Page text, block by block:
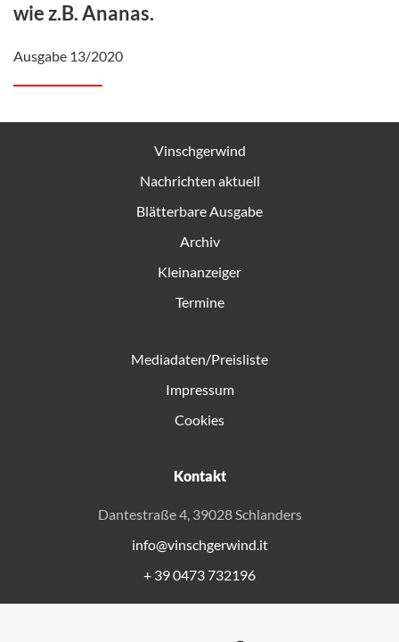
wie z.B. Ananas.
Ausgabe 13/2020
Vinschgerwind
Nachrichten aktuell
Blätterbare Ausgabe
Archiv
Kleinanzeiger
Termine
Mediadaten/Preisliste
Impressum
Cookies
Kontakt
Dantestraße 4, 39028 Schlanders
info@vinschgerwind.it
+ 39 0473 732196